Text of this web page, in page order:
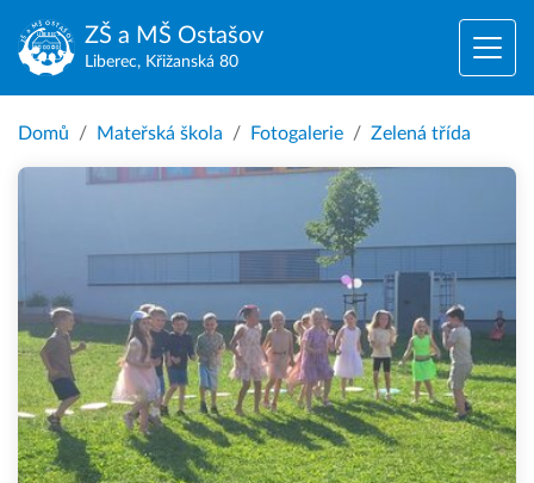
ZŠ a MŠ Ostašov
Liberec, Křižanská 80
Domů Mateřská škola Fotogalerie Zelená třída